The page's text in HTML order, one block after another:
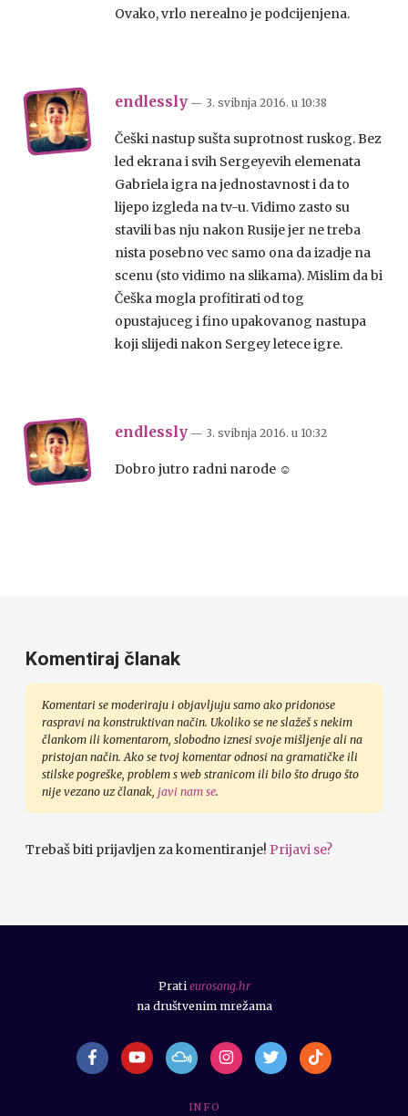
Ovako, vrlo nerealno je podcijenjena.
endlessly — 3. svibnja 2016. u 10:38
Češki nastup sušta suprotnost ruskog. Bez
led ekrana i svih Sergeyevih elemenata
Gabriela igra na jednostavnost i da to
lijepo izgleda na tv-u. Vidimo zasto su
stavili bas nju nakon Rusije jer ne treba
nista posebno vec samo ona da izadje na
scenu (sto vidimo na slikama). Mislim da bi
Češka mogla profitirati od tog
opustajuceg i fino upakovanog nastupa
koji slijedi nakon Sergey letece igre.
endlessly — 3. svibnja 2016. u 10:32
Dobro jutro radni narode ☺
Komentiraj članak
Komentari se moderiraju i objavljuju samo ako pridonose
raspravi na konstruktivan način. Ukoliko se ne slažeš s nekim
člankom ili komentarom, slobodno iznesi svoje mišljenje ali na
pristojan način. Ako se tvoj komentar odnosi na gramatičke ili
stilske pogreške, problem s web stranicom ili bilo što drugo što
nije vezano uz članak, javi nam se.
Trebaš biti prijavljen za komentiranje! Prijavi se?
I N F O
Prati eurosong.hr
na društvenim mrežama